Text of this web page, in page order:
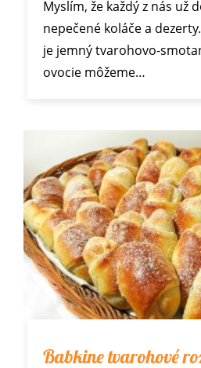
Myslím, že každý z nás už
nepečené koláče a
je jemný tvarohovo-
ovocie môžeme…
Babkine tvarohové